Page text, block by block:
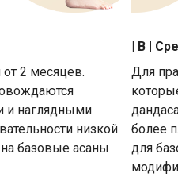
2 месяцев.
и наглядными
низкой
базовые асаны
| B |
Для
более
для